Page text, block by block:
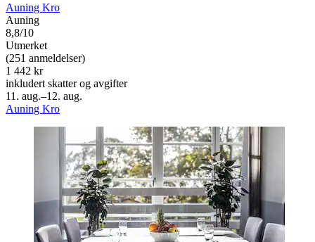
Auning Kro
Auning
8,8/10
Utmerket
(251 anmeldelser)
1 442 kr
inkludert skatter og avgifter
11. aug.–12. aug.
Auning Kro